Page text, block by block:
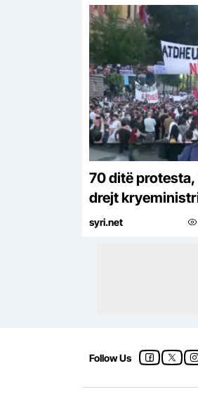
70 ditë
drejt
dorëheqje
syri.net
Follow Us